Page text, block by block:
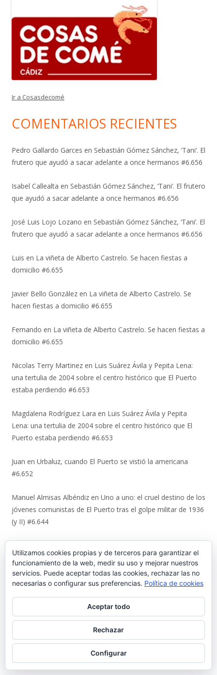
Ir a Cosasdecomé
COMENTARIOS RECIENTES
Pedro Gallardo Garces en Sebastián Gómez Sánchez, ‘Tani’. El
frutero que ayudó a sacar adelante a once hermanos #6.656
Isabel Callealta en Sebastián Gómez Sánchez, ‘Tani’. El frutero
que ayudó a sacar adelante a once hermanos #6.656
José Luis Lojo Lozano en Sebastián Gómez Sánchez, ‘Tani’. El
frutero que ayudó a sacar adelante a once hermanos #6.656
Luis en La viñeta de Alberto Castrelo. Se hacen fiestas a
domicilio #6.655
Javier Bello González en La viñeta de Alberto Castrelo. Se
hacen fiestas a domicilio #6.655
Fernando en La viñeta de Alberto Castrelo. Se hacen fiestas a
domicilio #6.655
Nicolas Terry Martinez en Luis Suárez Ávila y Pepita Lena:
una tertulia de 2004 sobre el centro histórico que El Puerto
estaba perdiendo #6.653
Magdalena Rodríguez Lara en Luis Suárez Ávila y Pepita
Lena: una tertulia de 2004 sobre el centro histórico que El
Puerto estaba perdiendo #6.653
Juan en Urbaluz, cuando El Puerto se vistió la americana
#6.652
Manuel Almisas Albéndiz en Uno a uno: el cruel destino de los
jóvenes comunistas de El Puerto tras el golpe militar de 1936
(y II) #6.644
basada en el miedo #6.651
José Antonio Cots Rojas en Los últimos coletazos de una
Manuel Justo MoralesenUrbaluz, cuando El Puerto se vistió
Juan Carlos Neva DelgadoenUrbaluz, cuando El Puerto se
vistió la americana #6.652
Utilizamos cookies propias y de terceros para garantizar el
funcionamiento de la web, medir su uso y mejorar nuestros
servicios. Puede aceptar todas las cookies, rechazar las no
necesarias o configurar sus preferencias. Política de cookies
Aceptar todo
Rechazar
Configurar